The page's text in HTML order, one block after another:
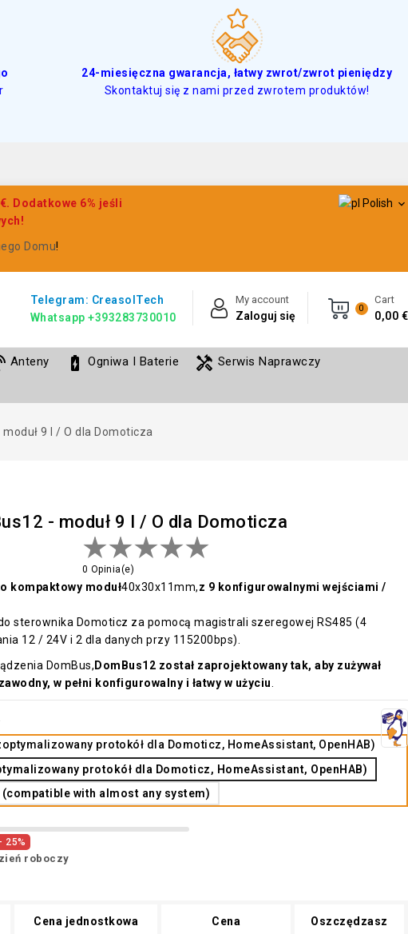
24-miesięczna gwarancja, łatwy zwrot/zwrot pieniędzy
Skontaktuj się z nami przed zwrotem produktów!
Dodatkowe 6% jeśli
Domu!
Polish 
0
Cart
0,00 €
My account
Zaloguj się
Telegram: CreasolTech
Whatsapp +393283730010
Anteny battery_charging_full Ogniwa I Baterie handyman Serwis Naprawczy
9 I / O dla Domoticza
- moduł 9 I / O dla Domoticza
0 Opinia(e)
kompaktowy moduł40x30x11mm,z 9 konfigurowalnymi wejściami /
sterownika Domoticz za pomocą magistrali szeregowej RS485 (4
12 / 24V i 2 dla danych przy 115200bps).
DomBus, DomBus12 został zaprojektowany tak, aby zużywał
w pełni konfigurowalny i łatwy w użyciu
protokół dla Domoticz, HomeAssistant, OpenHAB)
protokół dla Domoticz, HomeAssistant, OpenHAB)
(compatible with almost any system)
- 25%
roboczy
Cena jednostkowa Cena Oszczędzasz